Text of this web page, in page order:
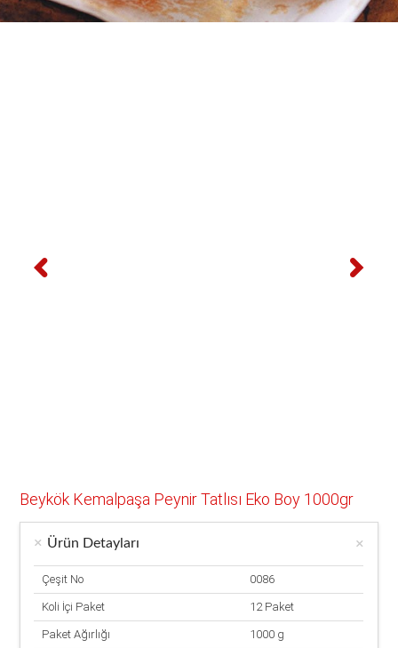
Beykök Kemalpaşa Peynir Tatlısı Eko Boy 1000gr
Ürün Detayları
Çeşit No 0086
Koli İçi Paket 12 Paket
Paket Ağırlığı 1000 g